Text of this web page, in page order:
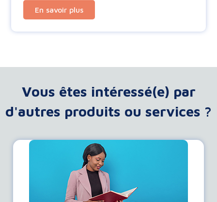
En savoir plus
Vous êtes intéressé(e) par
d'autres produits ou services ?